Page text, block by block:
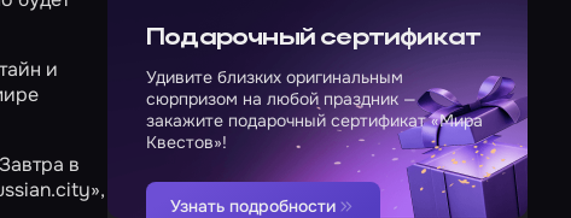
и
в
,
Подарочный сертификат
Удивите близких оригинальным
сюрпризом на любой праздник —
закажите подарочный сертификат «Мира
Квестов»!
Узнать подробности